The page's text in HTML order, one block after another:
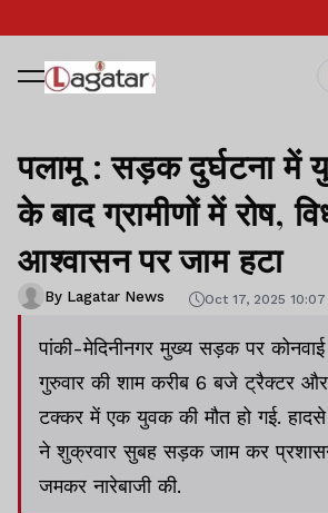
पलामू : सड़क दुर्घटना में
के बाद ग्रामीणों में रोष,
आश्वासन पर जाम हटा
By Lagatar News Oct 17, 2025 10:07
पांकी-मेदिनीनगर मुख्य सड़क पर
गुरुवार की शाम करीब 6 बजे ट्रैक्टर और
टक्कर में एक युवक की मौत हो गई. हादसे
ने शुक्रवार सुबह सड़क जाम कर
जमकर नारेबाजी की.